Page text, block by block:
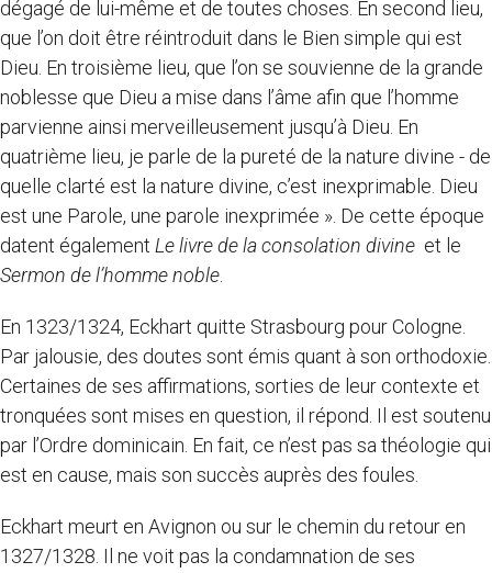
dégagé de lui-même et de toutes choses. En second lieu,
que l’on doit être réintroduit dans le Bien simple qui est
Dieu. En troisième lieu, que l’on se souvienne de la grande
noblesse que Dieu a mise dans l’âme afin que l’homme
parvienne ainsi merveilleusement jusqu’à Dieu. En
quatrième lieu, je parle de la pureté de la nature divine - de
quelle clarté est la nature divine, c’est inexprimable. Dieu
est une Parole, une parole inexprimée ». De cette époque
datent également Le livre de la consolation divine et le
Sermon de l’homme noble
En 1323/1324, Eckhart quitte Strasbourg pour Cologne.
Par jalousie, des doutes sont émis quant à son orthodoxie.
Certaines de ses affirmations, sorties de leur contexte et
tronquées sont mises en question, il répond. Il est soutenu
par l’Ordre dominicain. En fait, ce n’est pas sa théologie qui
est en cause, mais son succès auprès des foules.
Eckhart meurt en Avignon ou sur le chemin du retour en
1327/1328. Il ne voit pas la condamnation de ses